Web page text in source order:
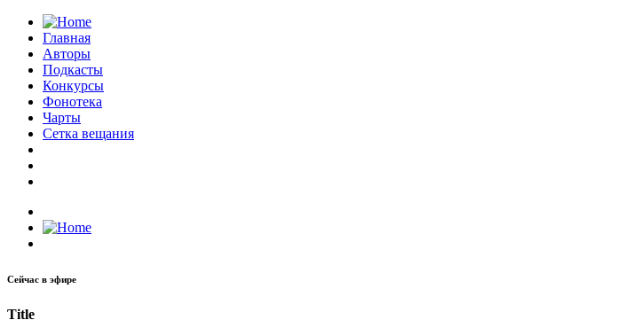
Главная
Авторы
Подкасты
Конкурсы
Фонотека
Чарты
Сетка вещания
Сейчас в эфире
Title